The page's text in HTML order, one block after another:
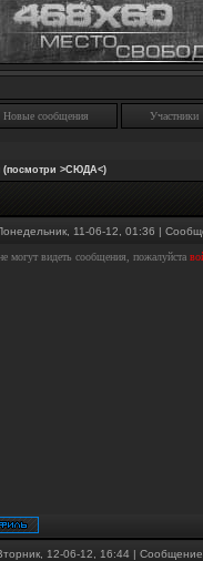
Новые сообщения Участники
(посмотри >СЮДА<)
11-06-12, 01:36 |
могут видеть сообщения, пожалуйста
12-06-12, 16:44 |